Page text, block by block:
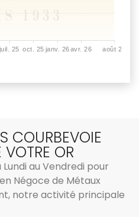
COURBEVOIE
VOTRE OR
au Vendredi pour
Négoce de Métaux
notre activité principale